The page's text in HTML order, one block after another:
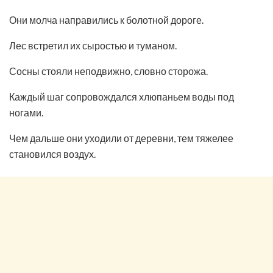
Они молча направились к болотной дороге.
Лес встретил их сыростью и туманом.
Сосны стояли неподвижно, словно сторожа.
Каждый шаг сопровождался хлюпаньем воды под
ногами.
Чем дальше они уходили от деревни, тем тяжелее
становился воздух.